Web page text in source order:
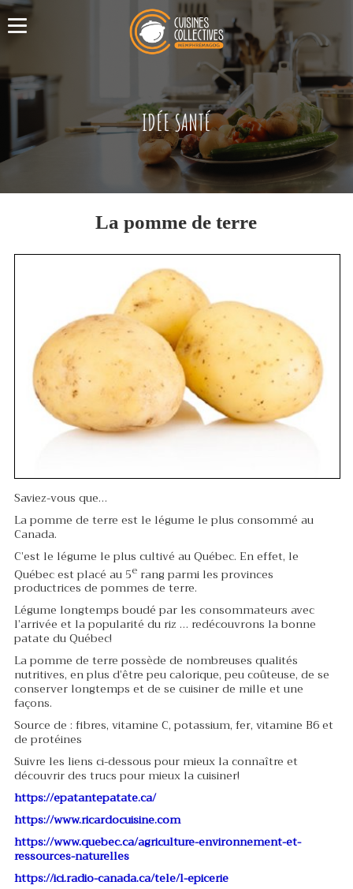
IDÉE SANTÉ
La pomme de terre
Saviez-vous que…
La pomme de terre est le légume le plus consommé au
Canada.
C’est le légume le plus cultivé au Québec. En effet, le
Québec est placé au 5erang parmi les provinces
productrices de pommes de terre.
Légume longtemps boudé par les consommateurs avec
l’arrivée et la popularité du riz … redécouvrons la bonne
patate du Québec!
La pomme de terre possède de nombreuses qualités
nutritives, en plus d’être peu calorique, peu coûteuse, de se
conserver longtemps et de se cuisiner de mille et une
façons.
Source de : fibres, vitamine C, potassium, fer, vitamine B6 et
de protéines
Suivre les liens ci-dessous pour mieux la connaître et
découvrir des trucs pour mieux la cuisiner!
https://epatantepatate.ca/
https://www.ricardocuisine.com
https://www.quebec.ca/agriculture-environnement-et-
ressources-naturelles
https://ici.radio-canada.ca/tele/l-epicerie